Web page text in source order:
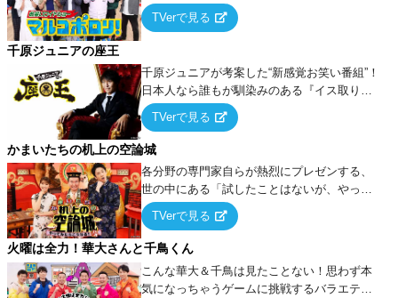
出でて、新たなオモシロ人間を発掘する！
TVerで見る
千原ジュニアの座王
千原ジュニアが考案した“新感覚お笑い番組”！
日本人なら誰もが馴染みのある『イス取りゲ
ーム』をベースに、大喜利・ギャグ・モノボ
ケ・歌…など様々なお題で芸人がショートネ
タを競い合う！
TVerで見る
かまいたちの机上の空論城
各分野の専門家自らが熱烈にプレゼンする、
世の中にある「試したことはないが、やって
みたらこうなる！…ハズ」という“机上の空
論”に若手芸人らがカラダを張って挑む！
TVerで見る
火曜は全力！華大さんと千鳥くん
こんな華大＆千鳥は見たことない！思わず本
気になっちゃうゲームに挑戦するバラエティ